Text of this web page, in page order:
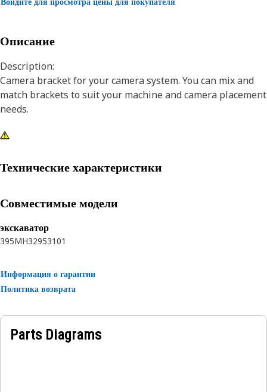
Описание
Description:
Camera bracket for your camera system. You can mix and
match brackets to suit your machine and camera placement
needs.
Технические характеристики
Совместимые модели
экскаватор
395MH32953101
Информация о гарантии
Политика возврата
Parts Diagrams